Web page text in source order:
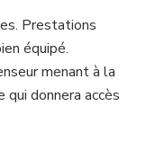
Prestations
équipé.
menant à la
donnera accès